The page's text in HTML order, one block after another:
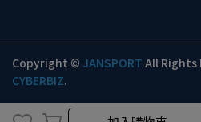
Copyright © JANSPORT All Rights
CYBERBIZ.